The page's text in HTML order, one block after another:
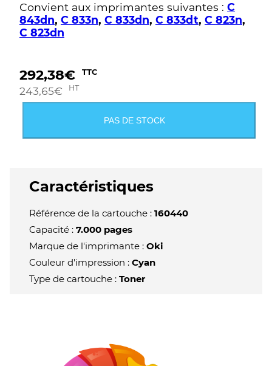
Convient aux imprimantes suivantes : C
843dn, C 833n, C 833dn, C 833dt, C 823n,
C 823dn
292,38€ TTC
243,65€ HT
PAS DE STOCK
Caractéristiques
Référence de la cartouche : 160440
Capacité : 7.000 pages
Marque de l'imprimante : Oki
Couleur d'impression : Cyan
Type de cartouche : Toner